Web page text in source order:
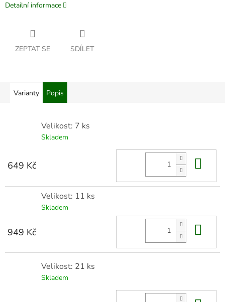
Detailní informace
ZEPTAT SE SDÍLET
Varianty Popis
Velikost: 7 ks
Skladem
649 Kč
Velikost: 11 ks
Skladem
949 Kč
Velikost: 21 ks
Skladem